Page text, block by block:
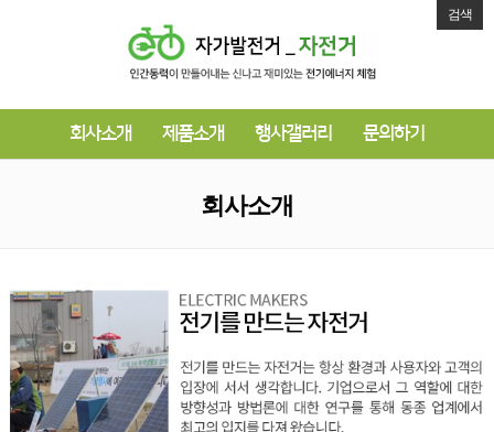
검색
회사소개 제품소개 행사갤러리 문의하기
회사소개